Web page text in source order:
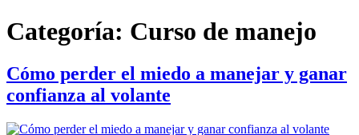
Categoría: Curso de manejo
Cómo perder el miedo a manejar y ganar
confianza al volante